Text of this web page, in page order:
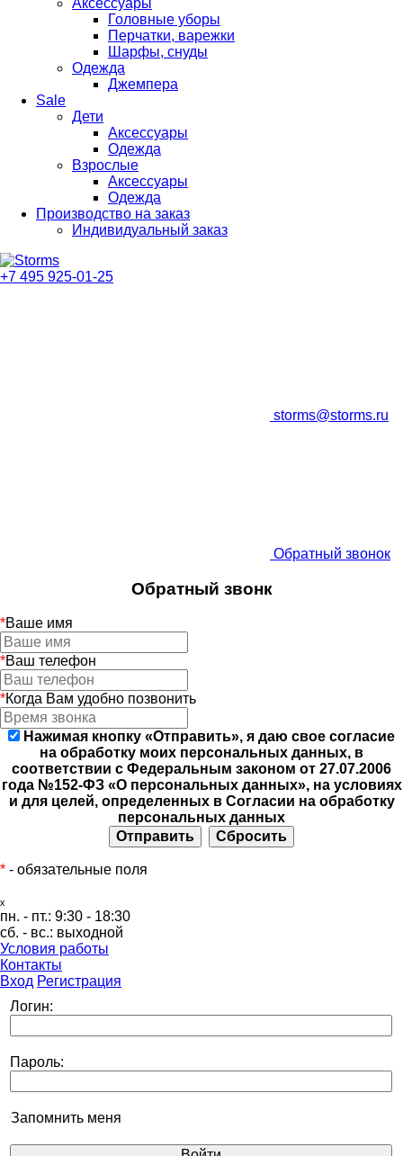
Аксессуары
Головные уборы
Перчатки, варежки
Шарфы, снуды
Одежда
Джемпера
Sale
Дети
Аксессуары
Одежда
Взрослые
Аксессуары
Одежда
Производство на заказ
Индивидуальный заказ
+7 495 925-01-25
storms@storms.ru
Обратный звонок
Обратный звонк
*Ваше имя
*Ваш телефон
*Когда Вам удобно позвонить
Нажимая кнопку «Отправить», я даю свое согласие
на обработку моих персональных данных, в
соответствии с Федеральным законом от 27.07.2006
года №152-ФЗ «О персональных данных», на условиях
и для целей, определенных в Согласии на обработку
персональных данных
* - обязательные поля
ₓ
пн. - пт.: 9:30 - 18:30
сб. - вс.: выходной
Условия работы
Контакты
Вход Регистрация
Логин:
Пароль:
Запомнить меня